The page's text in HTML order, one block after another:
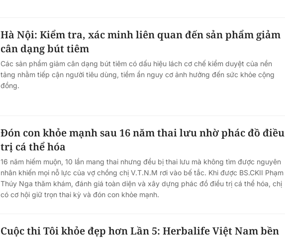
Hà Nội: Kiểm tra, xác minh liên quan đến sản phẩm giảm
cân dạng bút tiêm
Các sản phẩm giảm cân dạng bút tiêm có dấu hiệu lách cơ chế kiểm duyệt của nền
tảng nhằm tiếp cận người tiêu dùng, tiềm ẩn nguy cơ ảnh hưởng đến sức khỏe cộng
đồng.
Đón con khỏe mạnh sau 16 năm thai lưu nhờ phác đồ điều
trị cá thể hóa
16 năm hiếm muộn, 10 lần mang thai nhưng đều bị thai lưu mà không tìm được nguyên
nhân khiến mọi nỗ lực của vợ chồng chị V.T.N.M rơi vào bế tắc. Khi được BS.CKII Phạm
Thúy Nga thăm khám, đánh giá toàn diện và xây dựng phác đồ điều trị cá thể hóa, chị
có cơ hội giữ trọn thai kỳ và đón con khỏe mạnh.
Cuộc thi Tôi khỏe đẹp hơn Lần 5: Herbalife Việt Nam bền